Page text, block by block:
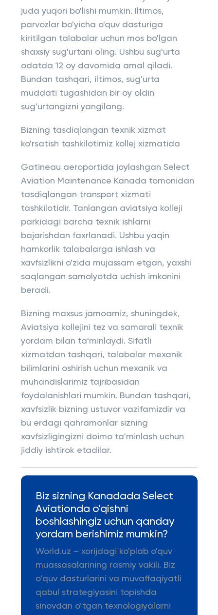
juda yuqori bo'lishi mumkin. Iltimos,
parvozlar bo'yicha o'quv dasturiga
kiritilgan talabalar uchun mos bo'lgan
shaxsiy sug'urtani oling. Ushbu sug'urta
odatda 12 oy davomida amal qiladi.
Bundan tashqari, iltimos, sug'urta
muddati tugashidan bir oy oldin
sug'urtangizni yangilang.
Bizning tasdiqlangan texnik xizmat
ko'rsatish tashkilotimiz kollej xizmatida
Gatineau aeroportida joylashgan Select
Aviation Maintenance Kanada tomonidan
tasdiqlangan transport xizmati
tashkilotidir. Tanlangan aviatsiya kolleji
parkidagi barcha texnik ishlarni
bajarishdan faxrlanadi. Ushbu yaqin
hamkorlik talabalarga ishlash va
xavfsizlikni o'zida mujassam etgan, yaxshi
saqlangan samolyotda uchish imkonini
beradi.
Bizning maxsus jamoamiz, shuningdek,
Aviatsiya kollejini tez va samarali texnik
yordam bilan ta'minlaydi. Sifatli
xizmatdan tashqari, talabalar mexanik
bilimlarini oshirish uchun mexanik va
muhandislarimiz tajribasidan
foydalanishlari mumkin. Bundan tashqari,
xavfsizlik bizning ustuvor vazifamizdir va
bu erdagi qahramonlar sizning
xavfsizligingizni doimo ta'minlash uchun
jiddiy ishtirok etadilar.
Biz sizning Kanadada Select
Aviationda o’qishni
boshlashingiz uchun qanday
yordam berishimiz mumkin?
World.uz – xorijdagi ko'plab o'quv
muassasalarining rasmiy vakili. Biz
o’quv dasturlarini va muvaffaqiyatli
qabul strategiyasini topishda
sinovdan o’tgan texnologiyalarni